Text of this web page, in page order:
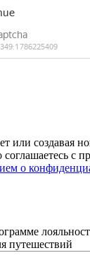
или создавая
с
о
путешествий